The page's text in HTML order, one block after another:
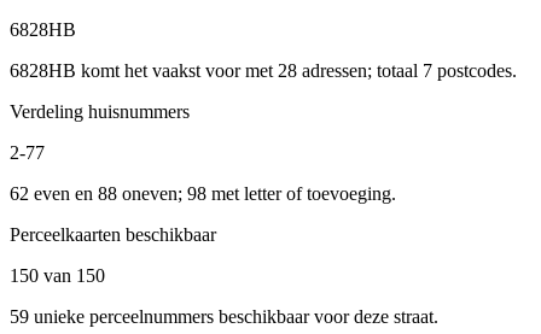
6828HB
6828HB komt het vaakst voor met 28 adressen; totaal 7 postcodes.
Verdeling huisnummers
2-77
62 even en 88 oneven; 98 met letter of toevoeging.
Perceelkaarten beschikbaar
150 van 150
59 unieke perceelnummers beschikbaar voor deze straat.